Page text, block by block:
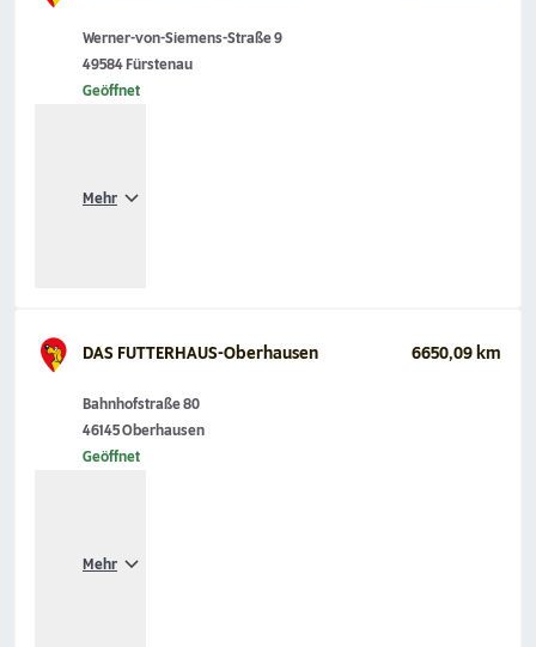
Werner-von-Siemens-Straße 9
49584 Fürstenau
Geöffnet
Mehr
DAS FUTTERHAUS-Oberhausen 6650,09 km
Bahnhofstraße 80
46145 Oberhausen
Geöffnet
Mehr